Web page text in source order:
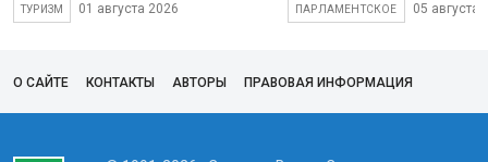
ТУРИЗМ 01 августа 2026 ПАРЛАМЕНТСКОЕ 05 августа
О САЙТЕ КОНТАКТЫ АВТОРЫ ПРАВОВАЯ ИНФОРМАЦИЯ